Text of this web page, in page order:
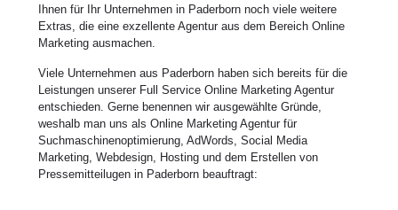
Ihnen für Ihr Unternehmen in Paderborn noch viele weitere
Extras, die eine exzellente Agentur aus dem Bereich Online
Marketing ausmachen.
Viele Unternehmen aus Paderborn haben sich bereits für die
Leistungen unserer Full Service Online Marketing Agentur
entschieden. Gerne benennen wir ausgewählte Gründe,
weshalb man uns als Online Marketing Agentur für
Suchmaschinenoptimierung, AdWords, Social Media
Marketing, Webdesign, Hosting und dem Erstellen von
Pressemitteilugen in Paderborn beauftragt: